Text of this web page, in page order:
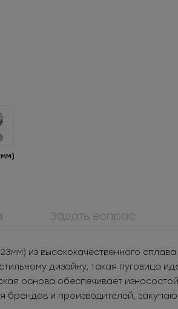
металл для
белья
за шт.
за уп.
неразъемная 5Т
95.62
за шт.
4 781
за уп.
Задать вопрос
из высококачественного
дизайну, такая пуговица
основа обеспечивает
и производителей,